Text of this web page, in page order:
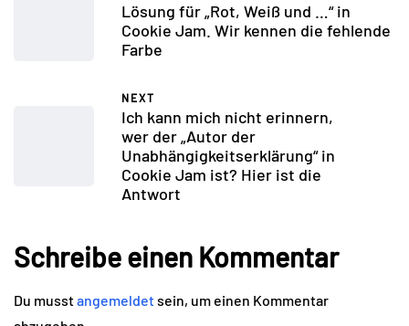
Lösung für „Rot, Weiß und …“ in
Cookie Jam. Wir kennen die fehlende
Farbe
NEXT
Ich kann mich nicht erinnern,
wer der „Autor der
Unabhängigkeitserklärung“ in
Cookie Jam ist? Hier ist die
Antwort
Schreibe einen Kommentar
Du musstangemeldetsein, um einen Kommentar